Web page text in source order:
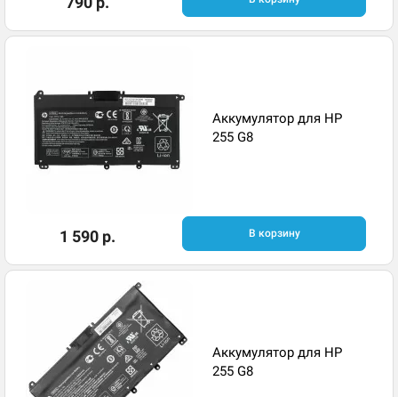
Аккумулятор для HP
255 G8
1 590 р. В корзину
Аккумулятор для HP
255 G8